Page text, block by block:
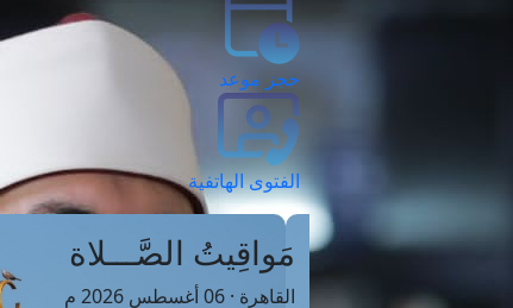
حجز موعد
الفتوى الهاتفية
مَواقِيتُ الصَّـــلاة
القاهرة · 06 أغسطس 2026 م